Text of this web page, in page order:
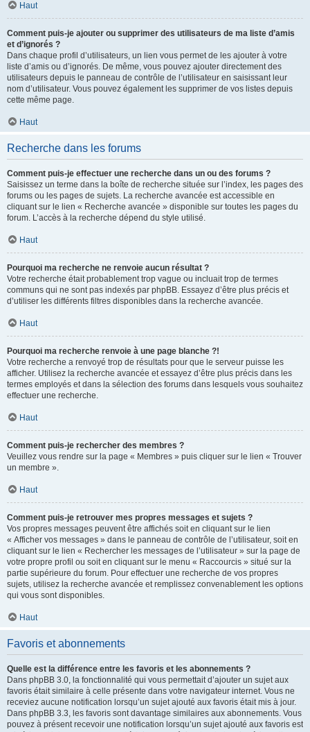
Haut
Comment puis-je ajouter ou supprimer des utilisateurs de ma liste d’amis
et d’ignorés ?
Dans chaque profil d’utilisateurs, un lien vous permet de les ajouter à votre
liste d’amis ou d’ignorés. De même, vous pouvez ajouter directement des
utilisateurs depuis le panneau de contrôle de l’utilisateur en saisissant leur
nom d’utilisateur. Vous pouvez également les supprimer de vos listes depuis
cette même page.
Haut
Recherche dans les forums
Comment puis-je effectuer une recherche dans un ou des forums ?
Saisissez un terme dans la boîte de recherche située sur l’index, les pages des
forums ou les pages de sujets. La recherche avancée est accessible en
cliquant sur le lien « Recherche avancée » disponible sur toutes les pages du
forum. L’accès à la recherche dépend du style utilisé.
Haut
Pourquoi ma recherche ne renvoie aucun résultat ?
Votre recherche était probablement trop vague ou incluait trop de termes
communs qui ne sont pas indexés par phpBB. Essayez d’être plus précis et
d’utiliser les différents filtres disponibles dans la recherche avancée.
Haut
Pourquoi ma recherche renvoie à une page blanche ?!
Votre recherche a renvoyé trop de résultats pour que le serveur puisse les
afficher. Utilisez la recherche avancée et essayez d’être plus précis dans les
termes employés et dans la sélection des forums dans lesquels vous souhaitez
effectuer une recherche.
Haut
Comment puis-je rechercher des membres ?
Veuillez vous rendre sur la page « Membres » puis cliquer sur le lien « Trouver
un membre ».
Haut
Comment puis-je retrouver mes propres messages et sujets ?
Vos propres messages peuvent être affichés soit en cliquant sur le lien
« Afficher vos messages » dans le panneau de contrôle de l’utilisateur, soit en
cliquant sur le lien « Rechercher les messages de l’utilisateur » sur la page de
votre propre profil ou soit en cliquant sur le menu « Raccourcis » situé sur la
partie supérieure du forum. Pour effectuer une recherche de vos propres
sujets, utilisez la recherche avancée et remplissez convenablement les options
qui vous sont disponibles.
Haut
Favoris et abonnements
Quelle est la différence entre les favoris et les abonnements ?
Dans phpBB 3.0, la fonctionnalité qui vous permettait d’ajouter un sujet aux
favoris était similaire à celle présente dans votre navigateur internet. Vous ne
receviez aucune notification lorsqu’un sujet ajouté aux favoris était mis à jour.
Dans phpBB 3.3, les favoris sont davantage similaires aux abonnements. Vous
pouvez à présent recevoir une notification lorsqu’un sujet ajouté aux favoris est